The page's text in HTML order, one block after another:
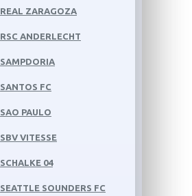
REAL ZARAGOZA
RSC ANDERLECHT
SAMPDORIA
SANTOS FC
SAO PAULO
SBV VITESSE
SCHALKE 04
SEATTLE SOUNDERS FC